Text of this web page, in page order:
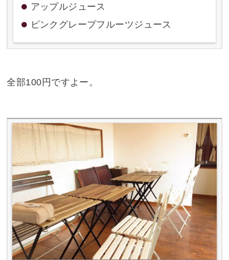
アップルジュース
ピンクグレープフルーツジュース
全部100円ですよー。